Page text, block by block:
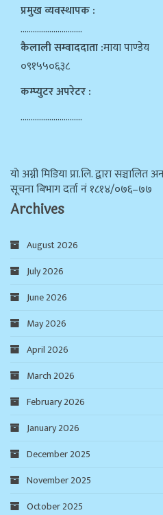
प्रमुख व्यवस्थापक :
…………………………
कैलाली सम्वाददाता :माया पाण्डेय
०९१५५०६३८
कम्प्युटर अपरेटर :
…………………………
याे अग्नी मिडिया प्रा.लि. द्वारा सञ्चालित
सूचना बिभाग दर्ता न‌ं १८१४/०७६–७७
Archives
August 2026
July 2026
June 2026
May 2026
April 2026
March 2026
February 2026
January 2026
December 2025
November 2025
October 2025